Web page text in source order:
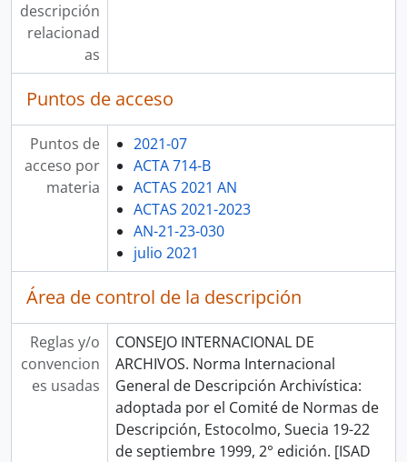
descripción
relacionad
as
Puntos de acceso
Puntos de
acceso por
materia
2021-07
ACTA 714-B
ACTAS 2021 AN
ACTAS 2021-2023
AN-21-23-030
julio 2021
Área de control de la descripción
Reglas y/o
convencion
es usadas
CONSEJO INTERNACIONAL DE
ARCHIVOS. Norma Internacional
General de Descripción Archivística:
adoptada por el Comité de Normas de
Descripción, Estocolmo, Suecia 19-22
de septiembre 1999, 2° edición. [ISAD